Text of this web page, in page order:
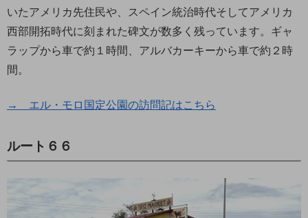
いたアメリカ先住民や、スペイン統治時代そしてアメリカ
西部開拓時代に刻まれた碑文が数多く残っています。ギャ
ラップから車で約１時間、アルバカーキーから車で約２時
間。
→ エル・モロ国定公園の訪問記はこちら
ルート６６